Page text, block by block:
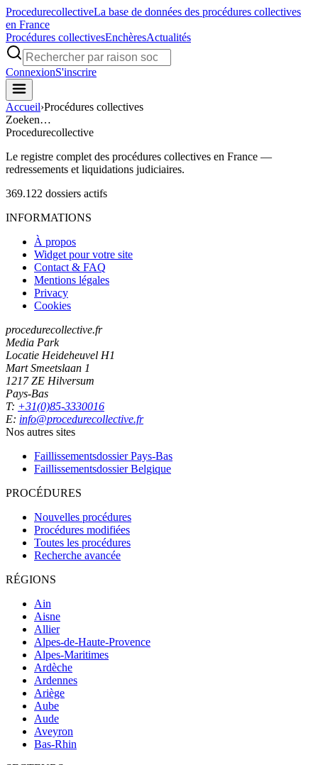
ProcedurecollectiveLa base de données des procédures collectives
en France
Procédures collectivesEnchèresActualités
ConnexionS'inscrire
Accueil›Procédures collectives
Zoeken…
Procedurecollective
Le registre complet des procédures collectives en France —
redressements et liquidations judiciaires.
369.122 dossiers actifs
INFORMATIONS
À propos
Widget pour votre site
Contact & FAQ
Mentions légales
Privacy
Cookies
procedurecollective.fr
Media Park
Locatie Heideheuvel H1
Mart Smeetslaan 1
1217 ZE Hilversum
Pays-Bas
T: +31(0)85-3330016
E: info@procedurecollective.fr
Nos autres sites
Faillissementsdossier Pays-Bas
Faillissementsdossier Belgique
PROCÉDURES
Nouvelles procédures
Procédures modifiées
Toutes les procédures
Recherche avancée
RÉGIONS
Ain
Aisne
Allier
Alpes-de-Haute-Provence
Alpes-Maritimes
Ardèche
Ardennes
Ariège
Aube
Aude
Aveyron
Bas-Rhin